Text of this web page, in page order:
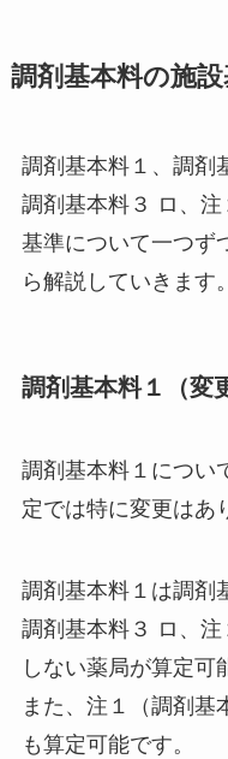
調剤基本料の施
調剤基本料１、調剤
調剤基本料３ ロ、
基準について一つず
ら解説していきます。
調剤基本料１（変
調剤基本料１につい
定では特に変更はあ
調剤基本料１は調剤
調剤基本料３ ロ、
しない薬局が算定可
また、注１（調剤基
も算定可能です。